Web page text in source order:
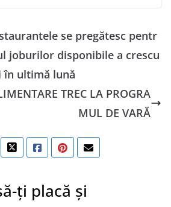
se pregătesc pentr
joburilor disponibile a crescu
în ultimă lună
TREC LA PROGRA
MUL DE VARĂ
ți placă și